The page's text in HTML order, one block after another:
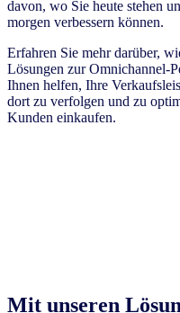
davon, wo Sie heute stehen
morgen verbessern können.
Erfahren Sie mehr darüber,
Lösungen zur Omnichannel-
Ihnen helfen, Ihre
dort zu verfolgen und zu
Kunden einkaufen.
Mit unseren